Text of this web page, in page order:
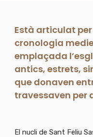
Està articulat
cronologia
emplaçada
antics, estrets,
que donaven
travessaven per
El nucli de Sant Feliu